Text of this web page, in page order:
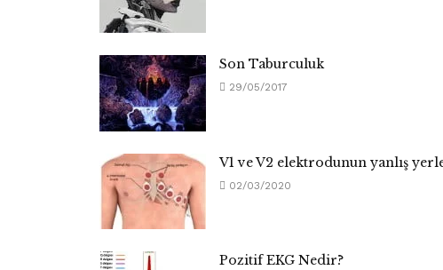
Son Taburculuk
29/05/2017
V1 ve V2 elektrodunun yanlış
02/03/2020
Pozitif EKG Nedir?